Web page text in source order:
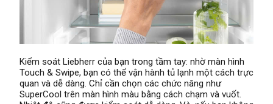
Kiểm soát Liebherr của bạn trong tầm tay: nhờ màn hình
Touch & Swipe, bạn có thể vận hành tủ lạnh một cách trực
quan và dễ dàng. Chỉ cần chọn các chức năng như
SuperCool trên màn hình màu bằng cách chạm và vuốt.